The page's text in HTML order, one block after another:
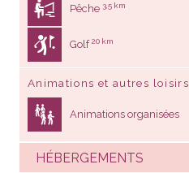
Pêche 3,5 km
Golf20 km
Animations et autres loisirs
Animations organisées
HÉBERGEMENTS